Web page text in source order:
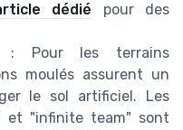
dédié pour des
: Pour les terrains
moulés assurent un
le sol artificiel. Les
et "infinite team" sont